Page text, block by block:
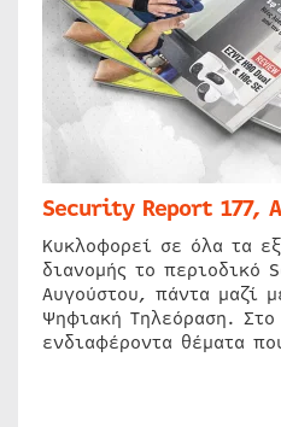
Security Report 177,
Κυκλοφορεί σε όλα τα
διανομής το περιοδικό
Αυγούστου, πάντα μαζί
Ψηφιακή Τηλεόραση.
ενδιαφέροντα θέματα